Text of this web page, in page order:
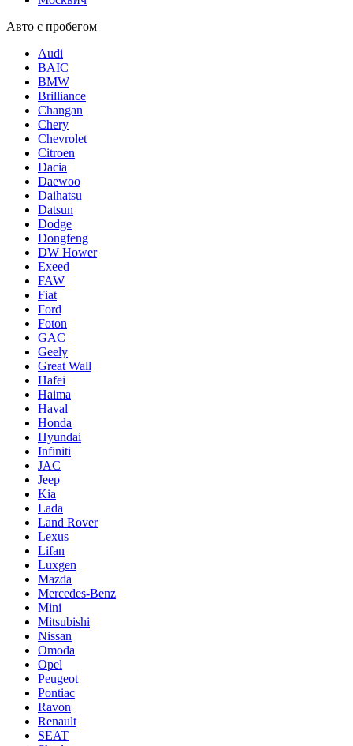
Авто с пробегом
Audi
BAIC
BMW
Brilliance
Changan
Chery
Chevrolet
Citroen
Dacia
Daewoo
Daihatsu
Datsun
Dodge
Dongfeng
DW Hower
Exeed
FAW
Fiat
Ford
Foton
GAC
Geely
Great Wall
Hafei
Haima
Haval
Honda
Hyundai
Infiniti
JAC
Jeep
Kia
Lada
Land Rover
Lexus
Lifan
Luxgen
Mazda
Mercedes-Benz
Mini
Mitsubishi
Nissan
Omoda
Opel
Peugeot
Pontiac
Ravon
Renault
SEAT